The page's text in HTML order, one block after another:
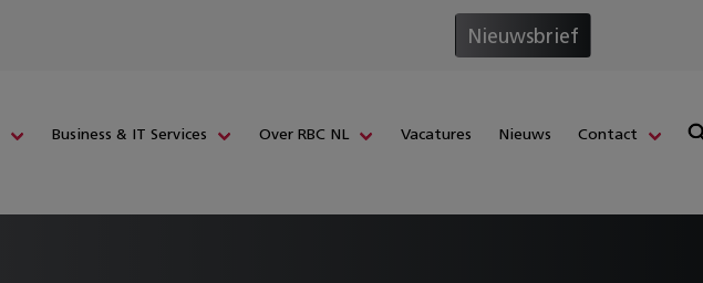
Nieuwsbrief
Business & IT Services Over RBC NL Vacatures Nieuws Contact